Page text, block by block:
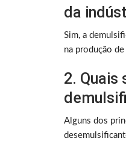
da
Sim, a
na produção
2. Quais
Alguns dos